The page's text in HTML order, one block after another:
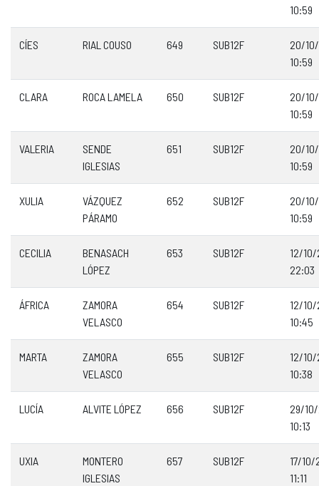
10:59
CÍES RIAL COUSO 649 SUB12F
20/
10:59
CLARA ROCA LAMELA 650 SUB12F
20/
10:59
VALERIA
SENDE
IGLESIAS
651 SUB12F
20/
10:59
XULIA
VÁZQUEZ
PÁRAMO
652 SUB12F
20/
10:59
CECILIA
BENASACH
LÓPEZ
653 SUB12F
12/
22:03
ÁFRICA
ZAMORA
VELASCO
654 SUB12F
12/
10:45
MARTA
ZAMORA
VELASCO
655 SUB12F
12/
10:38
LUCÍA ALVITE LÓPEZ 656 SUB12F
29/
10:13
UXIA
MONTERO
IGLESIAS
657 SUB12F
17/
11:11